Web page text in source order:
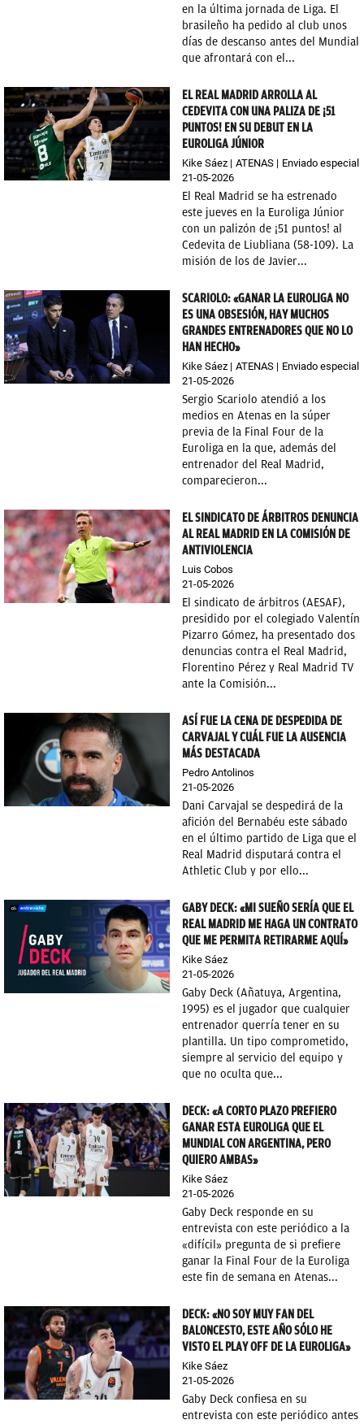
en la última jornada de Liga. El
brasileño ha pedido al club unos
días de descanso antes del Mundial
que afrontará con el...
EL REAL MADRID ARROLLA AL
CEDEVITA CON UNA PALIZA DE ¡51
PUNTOS! EN SU DEBUT EN LA
EUROLIGA JÚNIOR
Kike Sáez ATENAS
Enviado especial
21-05-2026
El Real Madrid se ha estrenado
este jueves en la Euroliga Júnior
con un palizón de ¡51 puntos! al
Cedevita de Liubliana (58-109). La
misión de los de Javier...
SCARIOLO: «GANAR LA EUROLIGA NO
ES UNA OBSESIÓN, HAY MUCHOS
GRANDES ENTRENADORES QUE NO LO
HAN HECHO»
Kike Sáez ATENAS
Enviado especial
21-05-2026
Sergio Scariolo atendió a los
medios en Atenas en la súper
previa de la Final Four de la
Euroliga en la que, además del
entrenador del Real Madrid,
comparecieron...
EL SINDICATO DE ÁRBITROS DENUNCIA
AL REAL MADRID EN LA COMISIÓN DE
ANTIVIOLENCIA
Luis Cobos
21-05-2026
El sindicato de árbitros (AESAF),
presidido por el colegiado Valentín
Pizarro Gómez, ha presentado dos
denuncias contra el Real Madrid,
Florentino Pérez y Real Madrid TV
ante la Comisión...
ASÍ FUE LA CENA DE DESPEDIDA DE
CARVAJAL Y CUÁL FUE LA AUSENCIA
MÁS DESTACADA
Pedro Antolinos
21-05-2026
Dani Carvajal se despedirá de la
afición del Bernabéu este sábado
en el último partido de Liga que el
Real Madrid disputará contra el
Athletic Club y por ello...
GABY DECK: «MI SUEÑO SERÍA QUE EL
REAL MADRID ME HAGA UN CONTRATO
QUE ME PERMITA RETIRARME AQUÍ»
Kike Sáez
21-05-2026
Gaby Deck (Añatuya, Argentina,
1995) es el jugador que cualquier
entrenador querría tener en su
plantilla. Un tipo comprometido,
siempre al servicio del equipo y
que no oculta que...
DECK: «A CORTO PLAZO PREFIERO
GANAR ESTA EUROLIGA QUE EL
MUNDIAL CON ARGENTINA, PERO
QUIERO AMBAS»
Kike Sáez
21-05-2026
Gaby Deck responde en su
entrevista con este periódico a la
«difícil» pregunta de si prefiere
ganar la Final Four de la Euroliga
este fin de semana en Atenas...
DECK: «NO SOY MUY FAN DEL
BALONCESTO, ESTE AÑO SÓLO HE
VISTO EL PLAY OFF DE LA EUROLIGA»
Kike Sáez
21-05-2026
Gaby Deck confiesa en su
entrevista con este periódico antes